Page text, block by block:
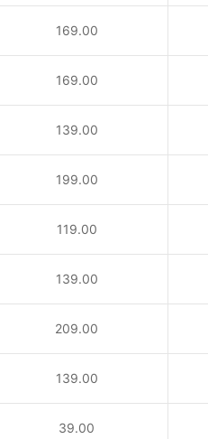
169.00
169.00
139.00
199.00
119.00
139.00
209.00
139.00
39.00